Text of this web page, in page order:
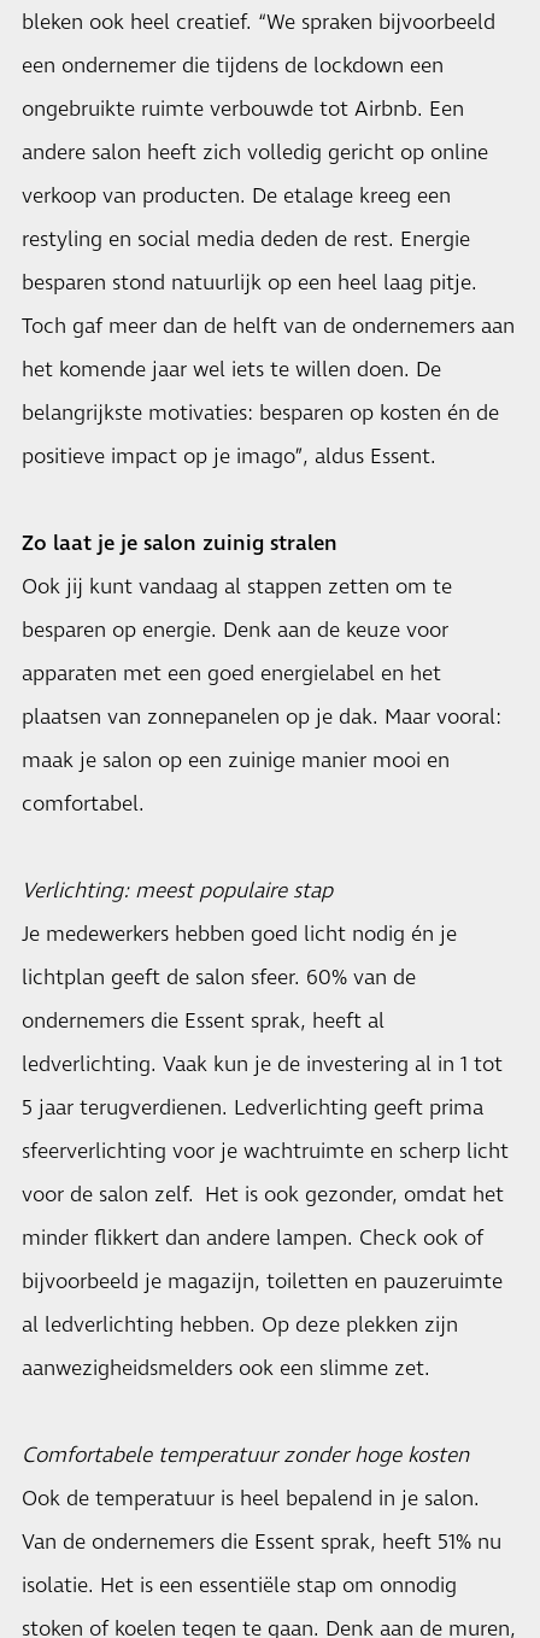
bleken ook heel creatief. “We spraken bijvoorbeeld
een ondernemer die tijdens de lockdown een
ongebruikte ruimte verbouwde tot Airbnb. Een
andere salon heeft zich volledig gericht op online
verkoop van producten. De etalage kreeg een
restyling en social media deden de rest. Energie
besparen stond natuurlijk op een heel laag pitje.
Toch gaf meer dan de helft van de ondernemers aan
het komende jaar wel iets te willen doen. De
belangrijkste motivaties: besparen op kosten én de
positieve impact op je imago”, aldus Essent.
Zo laat je je salon zuinig stralen
Ook jij kunt vandaag al stappen zetten om te
besparen op energie. Denk aan de keuze voor
apparaten met een goed energielabel en het
plaatsen van zonnepanelen op je dak. Maar vooral:
maak je salon op een zuinige manier mooi en
comfortabel.
Verlichting: meest populaire stap
Je medewerkers hebben goed licht nodig én je
lichtplan geeft de salon sfeer. 60% van de
ondernemers die Essent sprak, heeft al
ledverlichting. Vaak kun je de investering al in 1 tot
5 jaar terugverdienen. Ledverlichting geeft prima
sfeerverlichting voor je wachtruimte en scherp licht
voor de salon zelf. Het is ook gezonder, omdat het
minder flikkert dan andere lampen. Check ook of
bijvoorbeeld je magazijn, toiletten en pauzeruimte
al ledverlichting hebben. Op deze plekken zijn
aanwezigheidsmelders ook een slimme zet.
Comfortabele temperatuur zonder hoge kosten
Ook de temperatuur is heel bepalend in je salon.
Van de ondernemers die Essent sprak, heeft 51% nu
isolatie. Het is een essentiële stap om onnodig
stoken of koelen tegen te gaan. Denk aan de muren,